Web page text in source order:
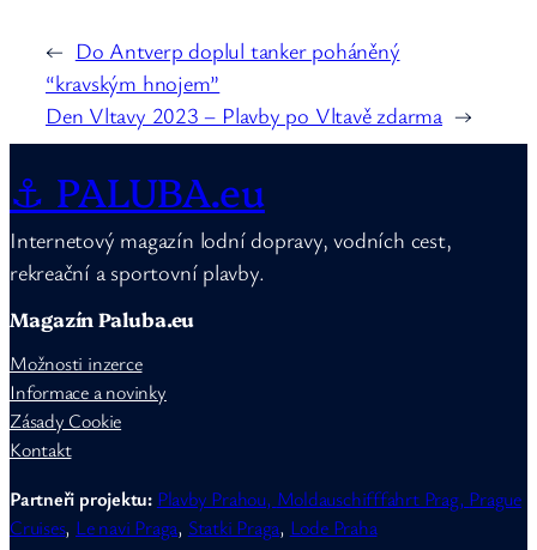
← Do Antverp doplul tanker poháněný
“kravským hnojem”
Den Vltavy 2023 – Plavby po Vltavě zdarma →
⚓ PALUBA.eu
Internetový magazín lodní dopravy, vodních cest,
rekreační a sportovní plavby.
Magazín Paluba.eu
Možnosti inzerce
Informace a novinky
Zásady Cookie
Kontakt
Partneři projektu: Plavby Prahou, Moldauschifffahrt Prag, Prague
Cruises, Le navi Praga, Statki Praga, Lode Praha